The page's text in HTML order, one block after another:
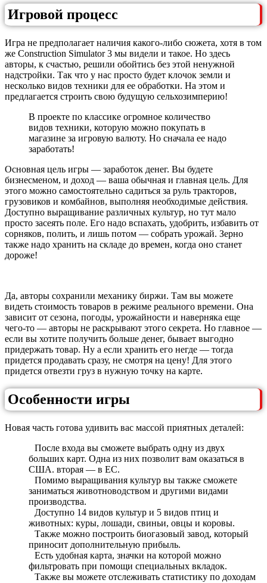
Игровой процесс
Игра не предполагает наличия какого-либо сюжета, хотя в том
же Construction Simulator 3 мы видели и такое. Но здесь
авторы, к счастью, решили обойтись без этой ненужной
надстройки. Так что у нас просто будет клочок земли и
несколько видов техники для ее обработки. На этом и
предлагается строить свою будущую сельхозимперию!
В проекте по классике огромное количество
видов техники, которую можно покупать в
магазине за игровую валюту. Но сначала ее надо
заработать!
Основная цель игры — заработок денег. Вы будете
бизнесменом, и доход — ваша обычная и главная цель. Для
этого можно самостоятельно садиться за руль тракторов,
грузовиков и комбайнов, выполняя необходимые действия.
Доступно выращивание различных культур, но тут мало
просто засеять поле. Его надо вспахать, удобрить, избавить от
сорняков, полить, и лишь потом — собрать урожай. Зерно
также надо хранить на складе до времен, когда оно станет
дороже!
Да, авторы сохранили механику биржи. Там вы можете
видеть стоимость товаров в режиме реального времени. Она
зависит от сезона, погоды, урожайности и наверняка еще
чего-то — авторы не раскрывают этого секрета. Но главное —
если вы хотите получить больше денег, бывает выгодно
придержать товар. Ну а если хранить его негде — тогда
придется продавать сразу, не смотря на цену! Для этого
придется отвезти груз в нужную точку на карте.
Особенности игры
Новая часть готова удивить вас массой приятных деталей:
После входа вы сможете выбрать одну из двух
больших карт. Одна из них позволит вам оказаться в
США. вторая — в ЕС.
Помимо выращивания культур вы также сможете
заниматься животноводством и другими видами
производства.
Доступно 14 видов культур и 5 видов птиц и
животных: куры, лошади, свиньи, овцы и коровы.
Также можно построить биогазовый завод, который
приносит дополнительную прибыль.
Есть удобная карта, значки на которой можно
фильтровать при помощи специальных вкладок.
Также вы можете отслеживать статистику по доходам